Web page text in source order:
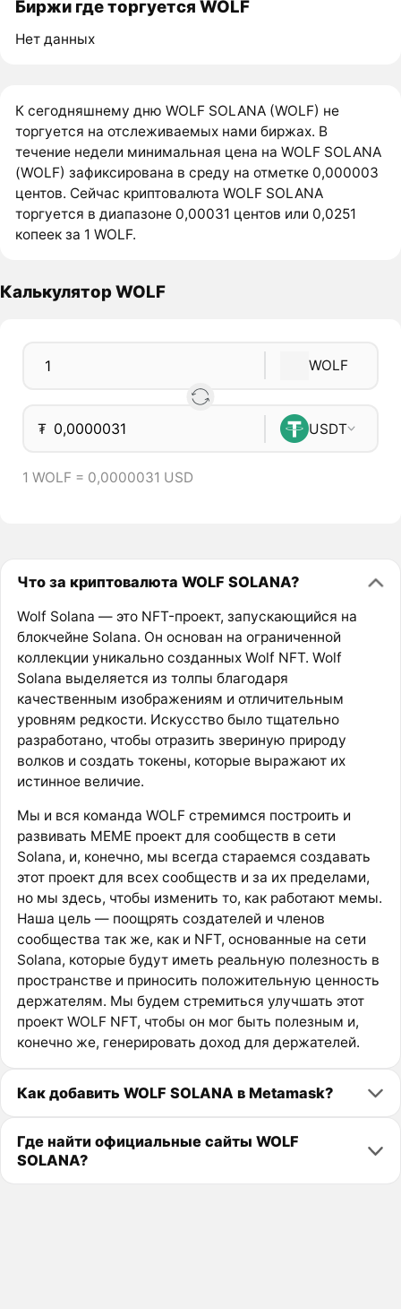
Биржи где торгуется WOLF
Нет данных
К сегодняшнему дню WOLF SOLANA (WOLF) не
торгуется на отслеживаемых нами биржах. В
течение недели минимальная цена на WOLF SOLANA
(WOLF) зафиксирована в среду на отметке 0,000003
центов. Сейчас криптовалюта WOLF SOLANA
торгуется в диапазоне 0,00031 центов или 0,0251
копеек за 1 WOLF.
Калькулятор WOLF
WOLF
₮ USDT
1 WOLF = 0,0000031 USD
Что за криптовалюта WOLF SOLANA?
Wolf Solana — это NFT-проект, запускающийся на
блокчейне Solana. Он основан на ограниченной
коллекции уникально созданных Wolf NFT. Wolf
Solana выделяется из толпы благодаря
качественным изображениям и отличительным
уровням редкости. Искусство было тщательно
разработано, чтобы отразить звериную природу
волков и создать токены, которые выражают их
истинное величие.
Мы и вся команда WOLF стремимся построить и
развивать MEME проект для сообществ в сети
Solana, и, конечно, мы всегда стараемся создавать
этот проект для всех сообществ и за их пределами,
но мы здесь, чтобы изменить то, как работают мемы.
Наша цель — поощрять создателей и членов
сообщества так же, как и NFT, основанные на сети
Solana, которые будут иметь реальную полезность в
пространстве и приносить положительную ценность
держателям. Мы будем стремиться улучшать этот
проект WOLF NFT, чтобы он мог быть полезным и,
конечно же, генерировать доход для держателей.
Как добавить WOLF SOLANA в Metamask?
Где найти официальные сайты WOLF
SOLANA?